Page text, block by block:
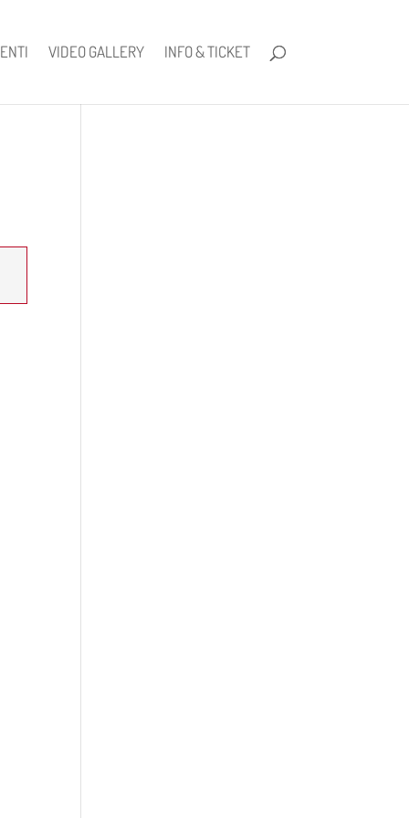
VIDEO GALLERY INFO & TICKET